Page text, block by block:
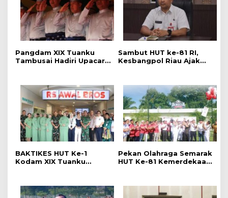
Pangdam XIX Tuanku
Tambusai Hadiri Upacara
Sambut HUT ke-81 RI,
Kesbangpol Riau Ajak
BAKTIKES HUT Ke-1
Kodam XIX Tuanku
Operasi Gratis
Pekan Olahraga Semarak
HUT Ke-81 Kemerdekaan
Pegawai